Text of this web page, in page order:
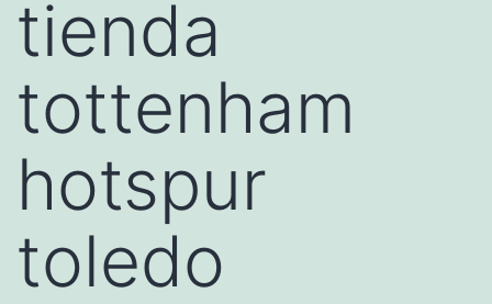
tienda
tottenham
hotspur
toledo